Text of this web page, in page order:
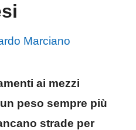
Marciano
ai mezzi
peso sempre più
strade per